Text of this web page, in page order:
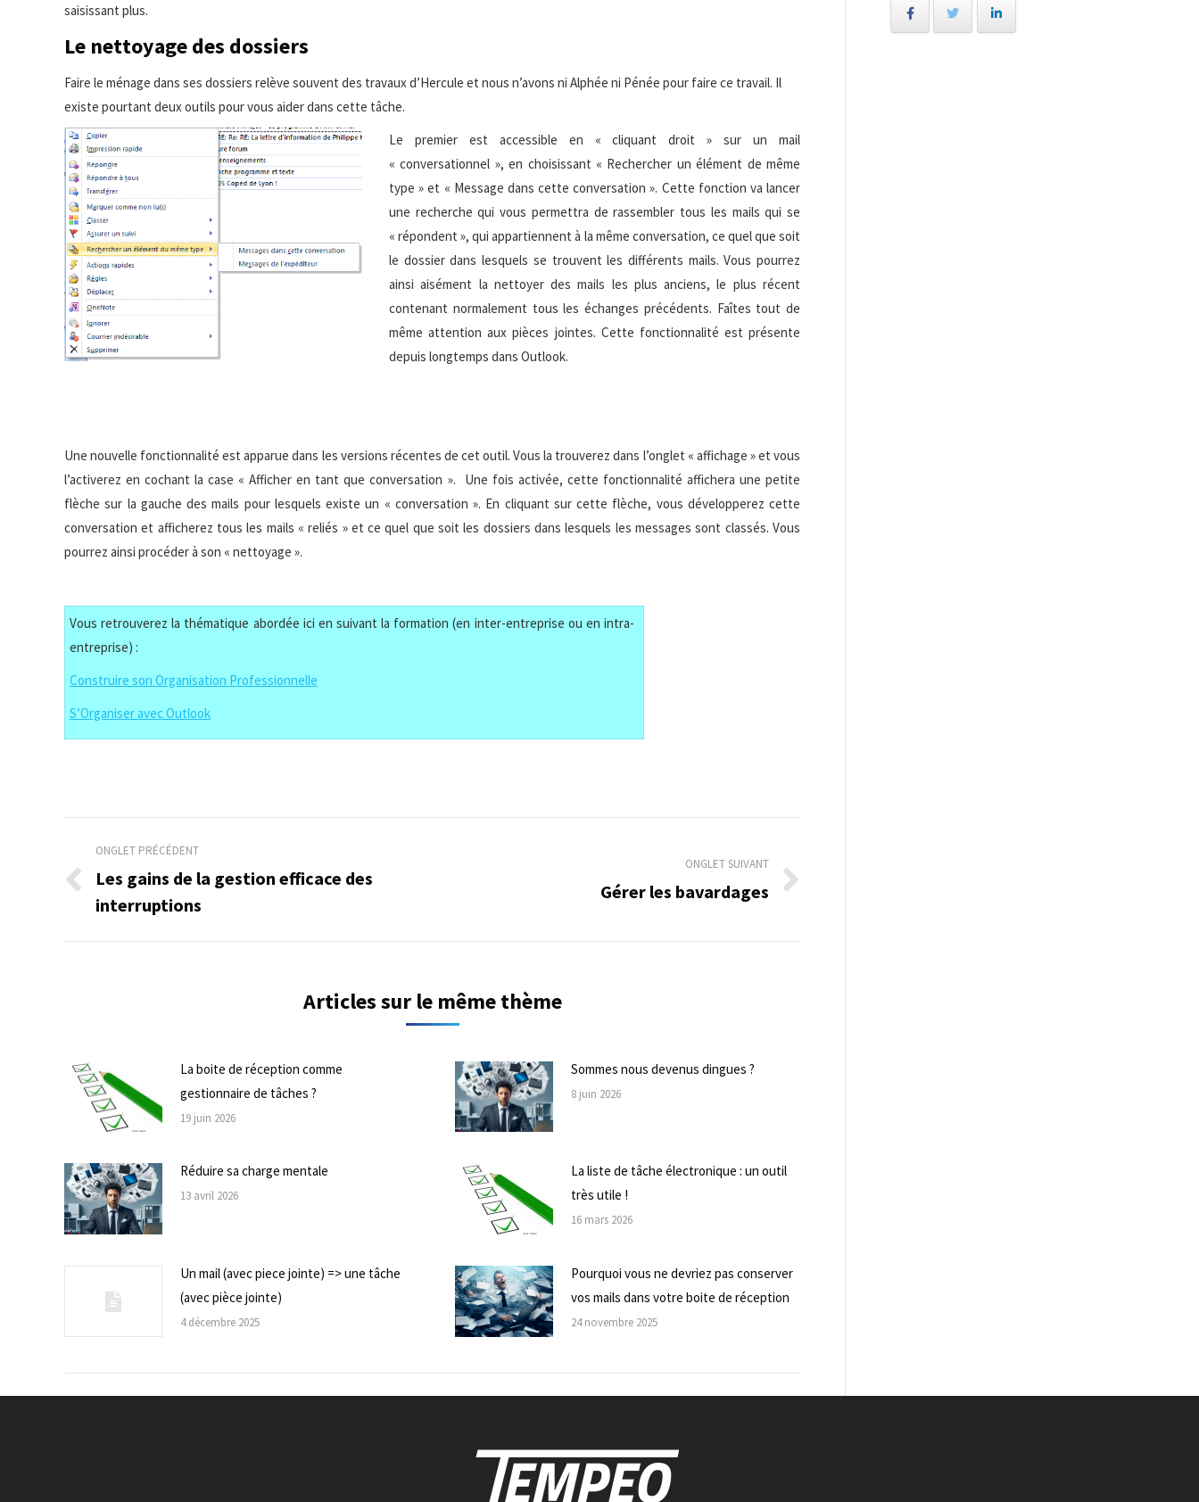
saisissant plus.
Le nettoyage des dossiers
Faire le ménage dans ses dossiers relève souvent des travaux d’Hercule et nous n’avons ni Alphée ni Pénée pour faire ce travail. Il
existe pourtant deux outils pour vous aider dans cette tâche.
Le premier est accessible en « cliquant droit » sur un mail
« conversationnel », en choisissant « Rechercher un élément de même
type » et « Message dans cette conversation ». Cette fonction va lancer
une recherche qui vous permettra de rassembler tous les mails qui se
« répondent », qui appartiennent à la même conversation, ce quel que soit
le dossier dans lesquels se trouvent les différents mails. Vous pourrez
ainsi aisément la nettoyer des mails les plus anciens, le plus récent
contenant normalement tous les échanges précédents. Faîtes tout de
même attention aux pièces jointes. Cette fonctionnalité est présente
depuis longtemps dans Outlook.
Une nouvelle fonctionnalité est apparue dans les versions récentes de cet outil. Vous la trouverez dans l’onglet « affichage » et vous
l’activerez en cochant la case « Afficher en tant que conversation ». Une fois activée, cette fonctionnalité affichera une petite
flèche sur la gauche des mails pour lesquels existe un « conversation ». En cliquant sur cette flèche, vous développerez cette
conversation et afficherez tous les mails « reliés » et ce quel que soit les dossiers dans lesquels les messages sont classés. Vous
pourrez ainsi procéder à son « nettoyage ».
Vous retrouverez la thématique abordée ici en suivant la formation (en inter-entreprise ou en intra-
entreprise) :
Construire son Organisation Professionnelle
S’Organiser avec Outlook
Navigation
de
commentaire
ONGLET PRÉCÉDENT
Onglet
précédent
Les gains de la gestion efficace des
interruptions
ONGLET SUIVANT
Gérer les bavardages
Articles sur le même thème
La boite de réception comme
gestionnaire de tâches ?
19 juin 2026
Sommes nous devenus dingues ?
8 juin 2026
Réduire sa charge mentale
13 avril 2026
La liste de tâche électronique : un outil
très utile !
16 mars 2026
Un mail (avec piece jointe) => une tâche
(avec pièce jointe)
4 décembre 2025
Pourquoi vous ne devriez pas conserver
vos mails dans votre boite de réception
24 novembre 2025